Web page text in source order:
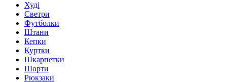
Худі
Светри
Футболки
Штани
Кепки
Куртки
Шкарпетки
Шорти
Рюкзаки